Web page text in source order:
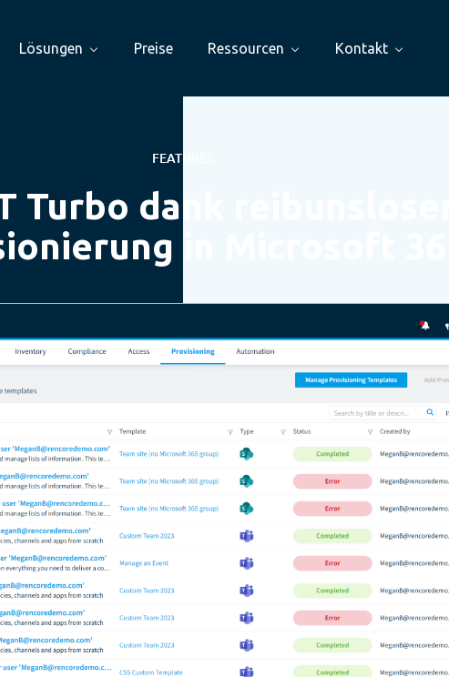
Lösungen Preise Ressourcen Kontakt
FEATURES
Turbo dank reibunsloser
in Microsoft 365